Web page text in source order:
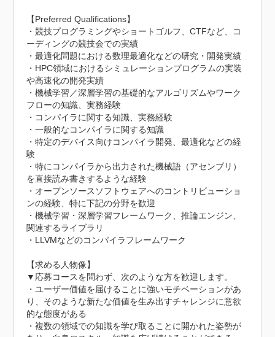
【Preferred Qualifications】
・競技プログラミングやショートゴルフ、CTFなど、コ
ーディングの競技会での実績
・最適化問題における数理最適化などの研究・開発実績
・HPC領域におけるシミュレーションプログラムの実装
や高速化の開発実績
・機械学習／深層学習の基礎的なアルゴリズムやワーク
フローの知識、実務経験
・コンパイラに関する知識、実務経験
・一般的なコンパイラに関する知識
・特定のデバイス向けコンパイラ開発、最適化などの経
験
・特にコンパイラから出力された機械語（アセンブリ）
を直接読み書きするような経験
・オープンソースソフトウェアへのコントリビューショ
ンの経験、特に下記の分野を歓迎
・機械学習・深層学習フレームワーク、推論エンジン、
関連するライブラリ
・LLVMなどのコンパイラフレームワーク
【求める人物像】
▼応募コースを問わず、次のような方を歓迎します。
・ユーザー価値を届けることに強いモチベーションがあ
り、そのような新たな価値を生み出すチャレンジに意欲
的な態度がある
・複数の領域での知識を学び取ることに開かれた姿勢が